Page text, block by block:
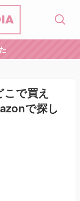
こで買え
で探し